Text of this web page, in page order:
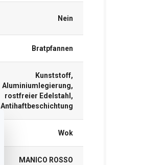
Nein
Bratpfannen
Kunststoff,
Aluminiumlegierung,
rostfreier Edelstahl,
Antihaftbeschichtung
Wok
MANICO ROSSO